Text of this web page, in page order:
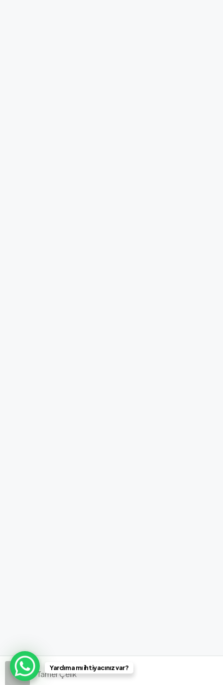
Tamer Çelik
Yardıma mı ihtiyacınız var?